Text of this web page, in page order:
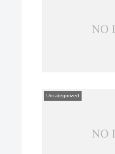
Uncategorized